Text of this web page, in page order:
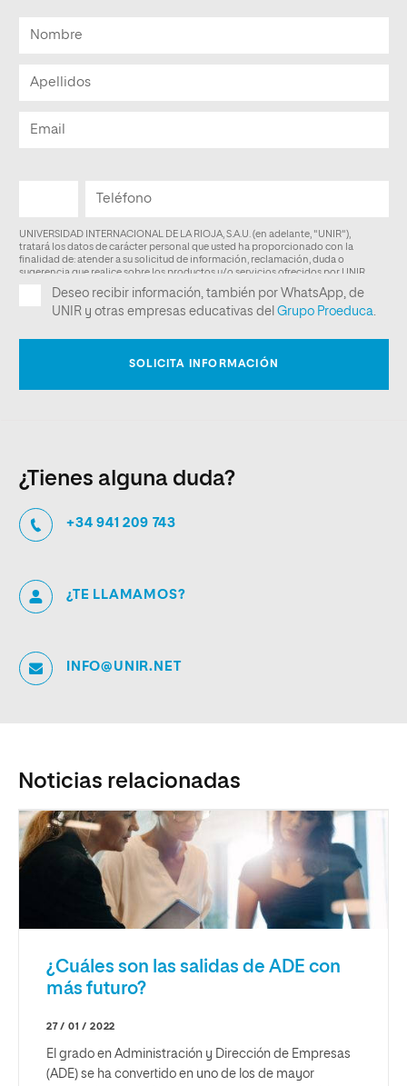
¿Tienes alguna duda?
+34 941 209 743
¿TE LLAMAMOS?
INFO@UNIR.NET
Noticias relacionadas
¿Cuáles son las salidas de ADE con
más futuro?
27 / 01 / 2022
El grado en Administración y Dirección de Empresas
(ADE) se ha convertido en uno de los de mayor